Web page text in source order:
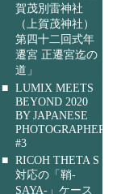
賀茂別雷神社
（上賀茂神社）
第四十二回式年
遷宮 正遷宮迄の
道」
■ LUMIX MEETS
BEYOND 2020
BY JAPANESE
PHOTOGRAPHERS
#3
■ RICOH THETA S
対応の「鞘-
SAYA-」ケース